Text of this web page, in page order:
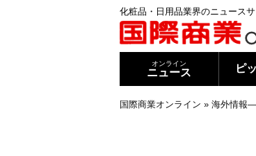
化粧品・日用品業界のニュースサ
オンライン
ニュース ピ
国際商業オンライン » 海外情報―